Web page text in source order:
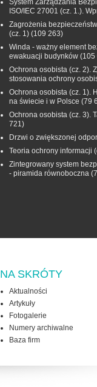
ISO/IEC 27001 (cz. 1.).
Zagrożenia
(cz. 1) (109 263)
Winda - ważny element
ewakuacji budynków (105
Ochrona osobista (cz. 2).
stosowania ochrony
Ochrona osobista (cz. 1).
na świecie i w Polsce (79
Ochrona osobista (cz. 3).
721)
Drzwi o zwiększonej
Teoria ochrony informacji
Zintegrowany system
- piramida równoboczna
NA SKRÓTY
Aktualności
Artykuły
Fotogalerie
Numery archiwalne
Baza firm